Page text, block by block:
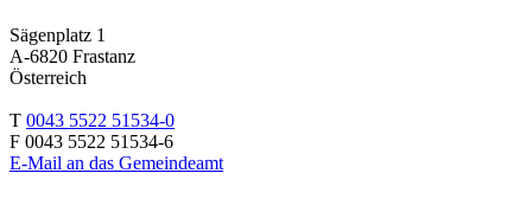
Sägenplatz 1
A-6820 Frastanz
Österreich
T 0043 5522 51534-0
F 0043 5522 51534-6
E-Mail an das Gemeindeamt